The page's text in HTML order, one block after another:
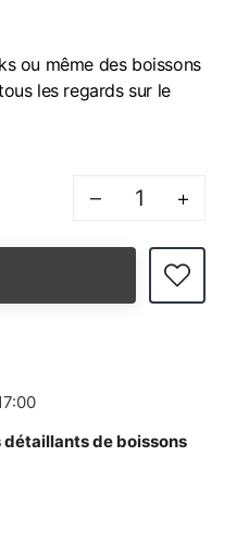
ou même des boissons
les regards sur le
– +
de boissons